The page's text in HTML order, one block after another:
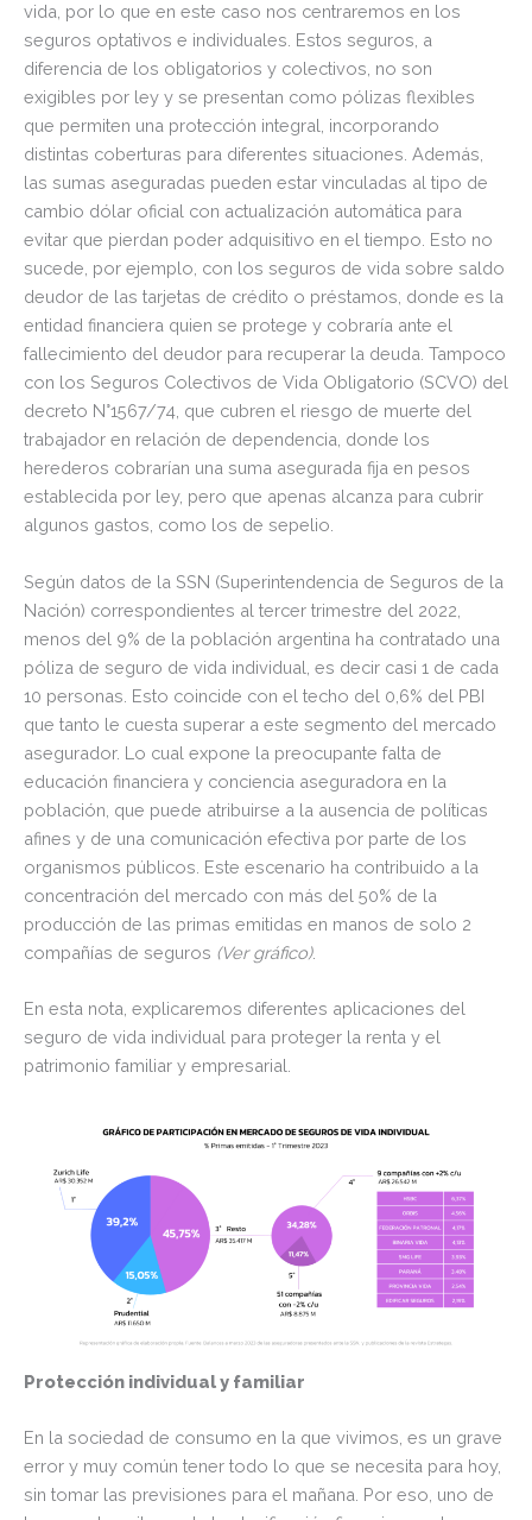
vida, por lo que en este caso nos centraremos en los
seguros optativos e individuales. Estos seguros, a
diferencia de los obligatorios y colectivos, no son
exigibles por ley y se presentan como pólizas flexibles
que permiten una protección integral, incorporando
distintas coberturas para diferentes situaciones. Además,
las sumas aseguradas pueden estar vinculadas al tipo de
cambio dólar oficial con actualización automática para
evitar que pierdan poder adquisitivo en el tiempo. Esto no
sucede, por ejemplo, con los seguros de vida sobre saldo
deudor de las tarjetas de crédito o préstamos, donde es la
entidad financiera quien se protege y cobraría ante el
fallecimiento del deudor para recuperar la deuda. Tampoco
con los Seguros Colectivos de Vida Obligatorio (SCVO) del
decreto N°1567/74, que cubren el riesgo de muerte del
trabajador en relación de dependencia, donde los
herederos cobrarían una suma asegurada fija en pesos
establecida por ley, pero que apenas alcanza para cubrir
algunos gastos, como los de sepelio.
Según datos de la SSN (Superintendencia de Seguros de la
Nación) correspondientes al tercer trimestre del 2022,
menos del 9% de la población argentina ha contratado una
póliza de seguro de vida individual, es decir casi 1 de cada
10 personas. Esto coincide con el techo del 0,6% del PBI
que tanto le cuesta superar a este segmento del mercado
asegurador. Lo cual expone la preocupante falta de
educación financiera y conciencia aseguradora en la
población, que puede atribuirse a la ausencia de políticas
afines y de una comunicación efectiva por parte de los
organismos públicos. Este escenario ha contribuido a la
concentración del mercado con más del 50% de la
producción de las primas emitidas en manos de solo 2
compañías de seguros (Ver gráfico).
En esta nota, explicaremos diferentes aplicaciones del
seguro de vida individual para proteger la renta y el
patrimonio familiar y empresarial.
Protección individual y familiar
En la sociedad de consumo en la que vivimos, es un grave
error y muy común tener todo lo que se necesita para hoy,
sin tomar las previsiones para el mañana. Por eso, uno de